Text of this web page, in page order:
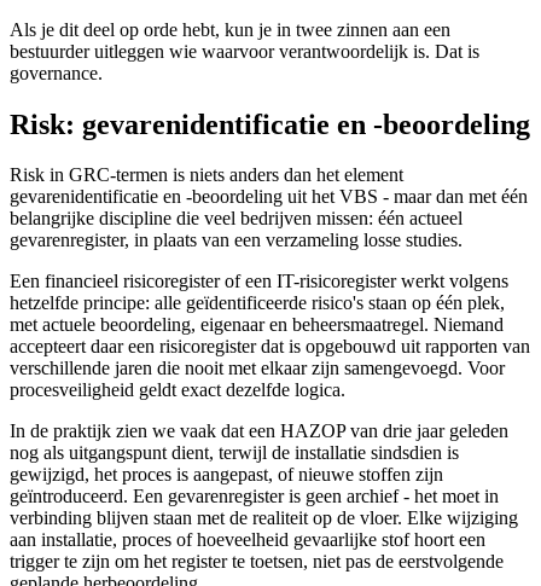
Als je dit deel op orde hebt, kun je in twee zinnen aan een
bestuurder uitleggen wie waarvoor verantwoordelijk is. Dat is
governance.
Risk: gevarenidentificatie en -beoordeling
Risk in GRC-termen is niets anders dan het element
gevarenidentificatie en -beoordeling uit het VBS - maar dan met één
belangrijke discipline die veel bedrijven missen: één actueel
gevarenregister, in plaats van een verzameling losse studies.
Een financieel risicoregister of een IT-risicoregister werkt volgens
hetzelfde principe: alle geïdentificeerde risico's staan op één plek,
met actuele beoordeling, eigenaar en beheersmaatregel. Niemand
accepteert daar een risicoregister dat is opgebouwd uit rapporten van
verschillende jaren die nooit met elkaar zijn samengevoegd. Voor
procesveiligheid geldt exact dezelfde logica.
In de praktijk zien we vaak dat een HAZOP van drie jaar geleden
nog als uitgangspunt dient, terwijl de installatie sindsdien is
gewijzigd, het proces is aangepast, of nieuwe stoffen zijn
geïntroduceerd. Een gevarenregister is geen archief - het moet in
verbinding blijven staan met de realiteit op de vloer. Elke wijziging
aan installatie, proces of hoeveelheid gevaarlijke stof hoort een
trigger te zijn om het register te toetsen, niet pas de eerstvolgende